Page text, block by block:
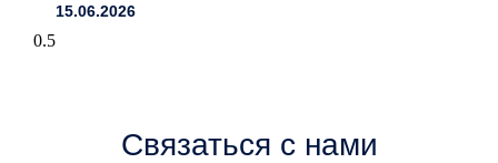
15.06.2026
Связаться с нами